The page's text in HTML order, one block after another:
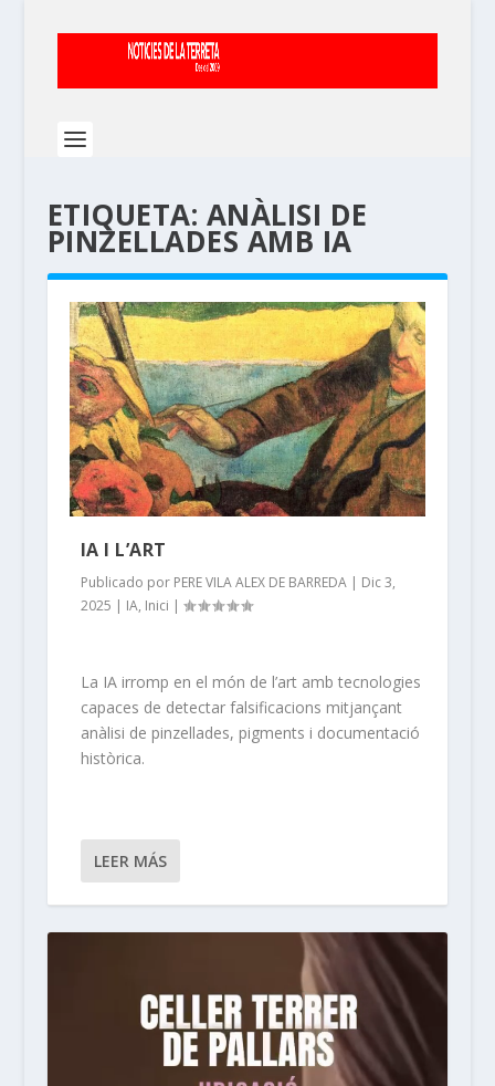
ETIQUETA: ANÀLISI DE
PINZELLADES AMB IA
IA I L’ART
Publicado por PERE VILA ALEX DE BARREDA| Dic 3,
2025 | IA, Inici |
La IA irromp en el món de l’art amb tecnologies
capaces de detectar falsificacions mitjançant
anàlisi de pinzellades, pigments i documentació
històrica.
LEER MÁS